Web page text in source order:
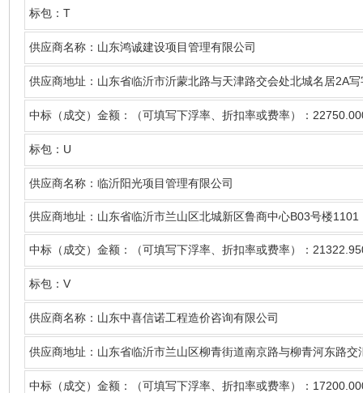
标包： T
供应商名称：山东鸿诚建设项目管理有限公司
供应商地址：山东省临沂市沂蒙北路与天津路交会处北城名居2A写
中标（成交）金额：（可填写下浮率、折扣率或费率）：
标包： U
供应商名称：临沂阳光项目管理有限公司
供应商地址：山东省临沂市兰山区北城新区鲁商中心B03号楼1101
中标（成交）金额：（可填写下浮率、折扣率或费率）：
标包： V
供应商名称： 山东中喜信诺工程造价咨询有限公司
供应商地址：山东省临沂市兰山区柳青街道南京路与柳青河东路交
中标（成交）金额：（可填写下浮率、折扣率或费率）：